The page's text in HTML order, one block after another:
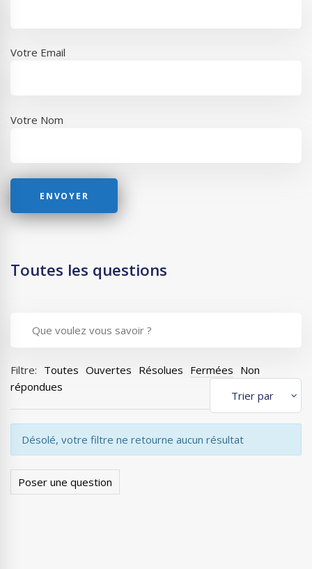
Votre Email
Votre Nom
Toutes les questions
Filtre: Toutes Ouvertes Résolues Fermées Non
répondues
Désolé, votre filtre ne retourne aucun résultat
Poser une question